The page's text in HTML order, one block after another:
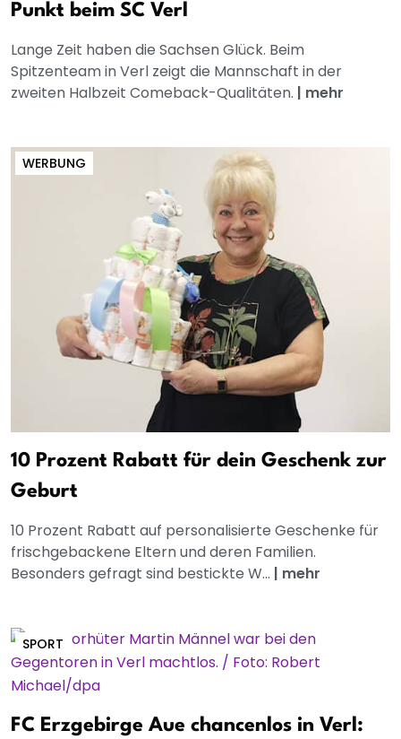
Punkt beim SC Verl
Lange Zeit haben die Sachsen Glück. Beim
Spitzenteam in Verl zeigt die Mannschaft in der
zweiten Halbzeit Comeback-Qualitäten. | mehr
WERBUNG
10 Prozent Rabatt für dein Geschenk zur
Geburt
10 Prozent Rabatt auf personalisierte Geschenke für
frischgebackene Eltern und deren Familien.
Besonders gefragt sind bestickte W... | mehr
SPORT
FC Erzgebirge Aue chancenlos in Verl: